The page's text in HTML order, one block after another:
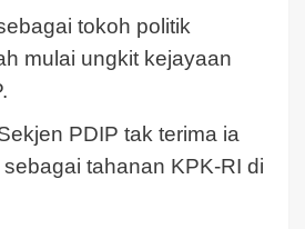
tokoh politik
mulai ungkit kejayaan
PDIP tak terima ia
tahanan KPK-RI di